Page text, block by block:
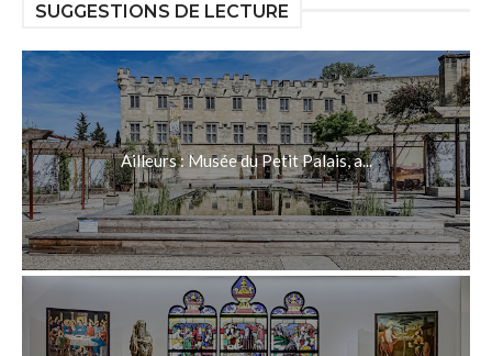
SUGGESTIONS DE LECTURE
Ailleurs : Musée du Petit Palais, a...